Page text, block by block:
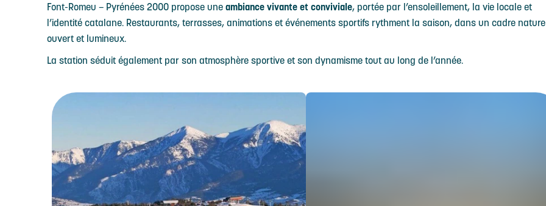
Font-Romeu – Pyrénées 2000 propose une ambiance vivante et conviviale, portée par l’ensoleillement, la vie locale et
l’identité catalane. Restaurants, terrasses, animations et événements sportifs rythment la saison, dans un cadre
ouvert et lumineux.
La station séduit également par son atmosphère sportive et son dynamisme tout au long de l’année.